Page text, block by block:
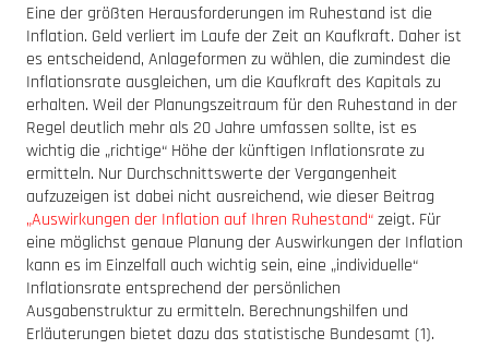
Eine der größten Herausforderungen im Ruhestand ist die
Inflation. Geld verliert im Laufe der Zeit an Kaufkraft. Daher ist
es entscheidend, Anlageformen zu wählen, die zumindest die
Inflationsrate ausgleichen, um die Kaufkraft des Kapitals zu
erhalten. Weil der Planungszeitraum für den Ruhestand in der
Regel deutlich mehr als 20 Jahre umfassen sollte, ist es
wichtig die „richtige“ Höhe der künftigen Inflationsrate zu
ermitteln. Nur Durchschnittswerte der Vergangenheit
aufzuzeigen ist dabei nicht ausreichend, wie dieser Beitrag
„Auswirkungen der Inflation auf Ihren Ruhestand“zeigt. Für
eine möglichst genaue Planung der Auswirkungen der Inflation
kann es im Einzelfall auch wichtig sein, eine „individuelle“
Inflationsrate entsprechend der persönlichen
Ausgabenstruktur zu ermitteln. Berechnungshilfen und
Erläuterungen bietet dazu das statistische Bundesamt (1).